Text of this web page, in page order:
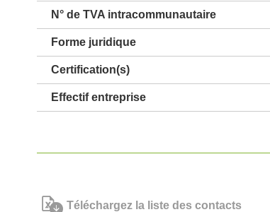
N° de TVA intracommunautaire
Forme juridique
Certification(s)
Effectif entreprise
Téléchargez la liste des contacts